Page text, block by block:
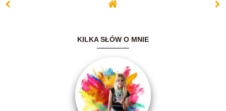
KILKA SŁÓW O MNIE